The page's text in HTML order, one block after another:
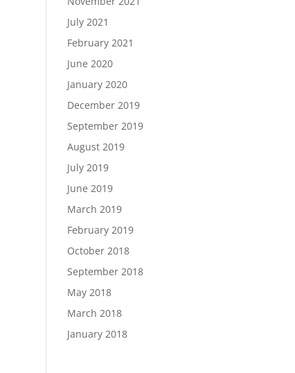
July 2021
February 2021
June 2020
January 2020
December 2019
September 2019
August 2019
July 2019
June 2019
March 2019
February 2019
October 2018
September 2018
May 2018
March 2018
January 2018